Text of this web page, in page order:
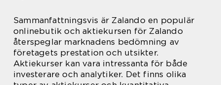
Sammanfattningsvis är Zalando en populär
onlinebutik och aktiekursen för Zalando
återspeglar marknadens bedömning av
företagets prestation och utsikter.
Aktiekurser kan vara intressanta för både
investerare och analytiker. Det finns olika